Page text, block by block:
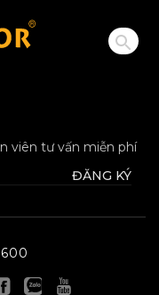
viên tư vấn miễn phí
ĐĂNG KÝ